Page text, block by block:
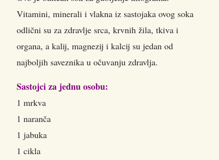
Vitamini, minerali i vlakna iz sastojaka ovog soka
odlični su za zdravlje srca, krvnih žila, tkiva i
organa, a kalij, magnezij i kalcij su jedan od
najboljih saveznika u očuvanju zdravlja.
Sastojci za jednu osobu:
1 mrkva
1 naranča
1 jabuka
1 cikla